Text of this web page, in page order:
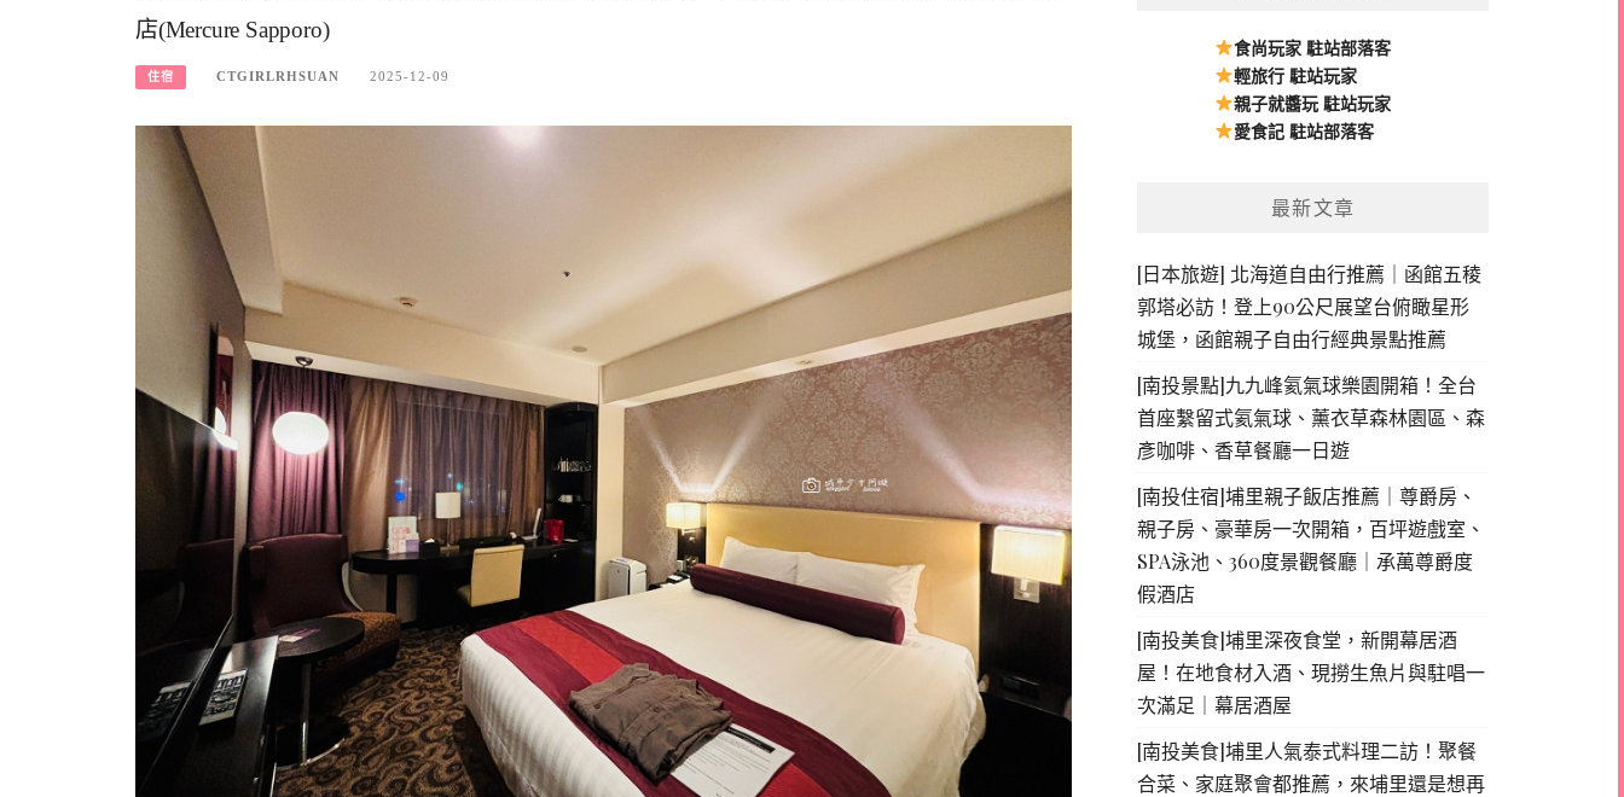
店(Mercure Sapporo)
住宿 CTGIRLRHSUAN 2025-12-09
食尚玩家 駐站部落客
輕旅行 駐站玩家
親子就醬玩 駐站玩家
愛食記 駐站部落客
最新文章
[日本旅遊] 北海道自由行推薦｜函館五稜
郭塔必訪！登上90公尺展望台俯瞰星形
城堡，函館親子自由行經典景點推薦
[南投景點]九九峰氦氣球樂園開箱！全台
首座繫留式氦氣球、薰衣草森林園區、森
彥咖啡、香草餐廳一日遊
[南投住宿]埔里親子飯店推薦｜尊爵房、
親子房、豪華房一次開箱，百坪遊戲室、
SPA泳池、360度景觀餐廳｜承萬尊爵度
假酒店
[南投美食]埔里深夜食堂，新開幕居酒
屋！在地食材入酒、現撈生魚片與駐唱一
次滿足｜幕居酒屋
[南投美食]埔里人氣泰式料理二訪！聚餐
合菜、家庭聚會都推薦，來埔里還是想再